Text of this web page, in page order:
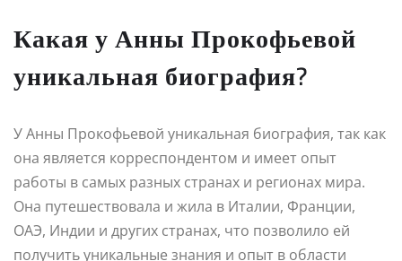
Какая у Анны Прокофьевой
уникальная биография?
У Анны Прокофьевой уникальная биография, так как
она является корреспондентом и имеет опыт
работы в самых разных странах и регионах мира.
Она путешествовала и жила в Италии, Франции,
ОАЭ, Индии и других странах, что позволило ей
получить уникальные знания и опыт в области